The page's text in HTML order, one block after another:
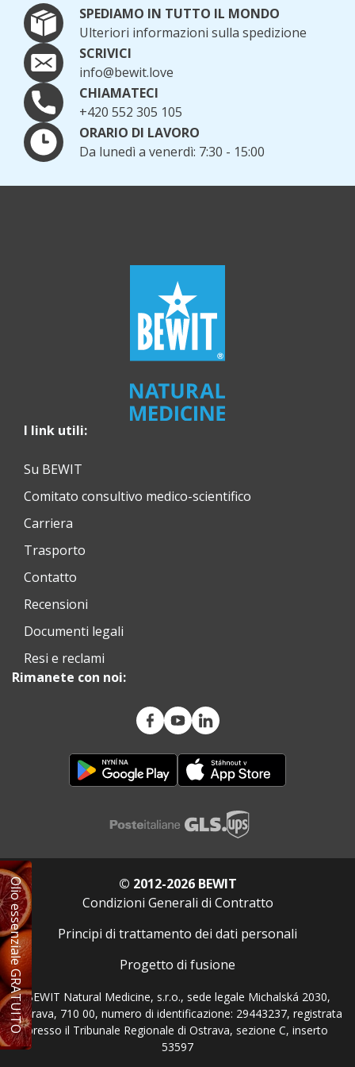
Olio essenziale GRATUITO
SPEDIAMO IN TUTTO IL MONDO
Ulteriori informazioni sulla spedizione
SCRIVICI
info@bewit.love
CHIAMATECI
+420 552 305 105
ORARIO DI LAVORO
Da lunedì a venerdì: 7:30 - 15:00
I link utili:
Su BEWIT
Comitato consultivo medico-scientifico
Carriera
Trasporto
Contatto
Recensioni
Documenti legali
Resi e reclami
Rimanete con noi:
© 2012-2026 BEWIT
Condizioni Generali di Contratto
Principi di trattamento dei dati personali
Progetto di fusione
BEWIT Natural Medicine, s.r.o., sede legale Michalská 2030,
Ostrava, 710 00, numero di identificazione: 29443237, registrata
presso il Tribunale Regionale di Ostrava, sezione C, inserto
53597